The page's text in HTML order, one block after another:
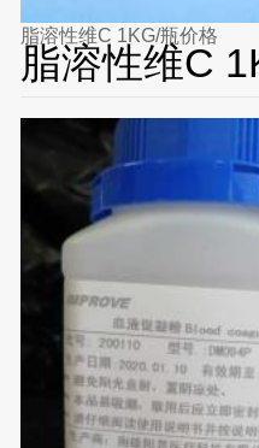
脂溶性维C 1KG/瓶价格
脂溶性维C